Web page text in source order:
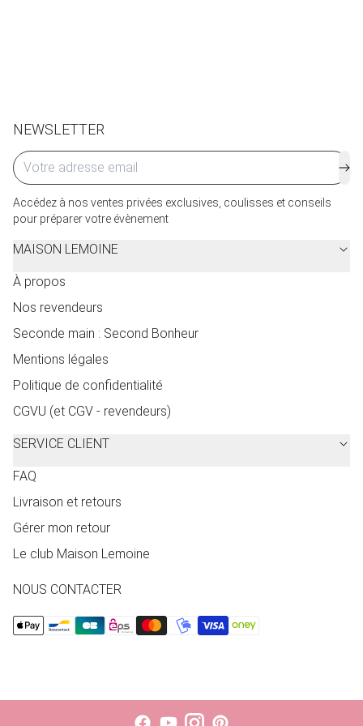
NEWSLETTER
Accédez à nos ventes privées exclusives, coulisses et conseils
pour préparer votre évènement
MAISON LEMOINE
À propos
Nos revendeurs
Seconde main : Second Bonheur
Mentions légales
Politique de confidentialité
CGVU (et CGV - revendeurs)
SERVICE CLIENT
FAQ
Livraison et retours
Gérer mon retour
Le club Maison Lemoine
NOUS CONTACTER